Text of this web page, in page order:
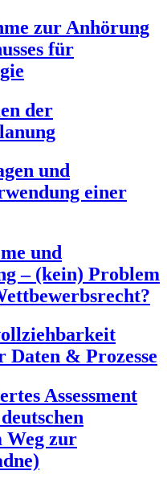
zur Anhörung
für
der
und
einer
und
– (kein) Problem
& Prozesse
Assessment
Weg zur